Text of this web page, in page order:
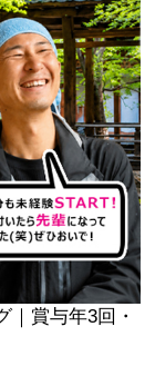
｜賞与年3回・